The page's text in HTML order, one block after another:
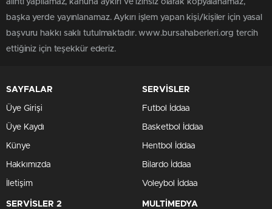
alıntı yapılamaz, kanuna aykırı ve izinsiz olarak kopyalanamaz,
başka yerde yayınlanamaz. Aykırı işlem yapan kişi/kişiler için yasal
başvuru hakkı saklı tutulmaktadır. www.bursahaberleri.org tercih
ettiğiniz için teşekkür ederiz.
SAYFALAR
Üye Girişi
Üye Kaydı
Künye
Hakkımızda
İletişim
SERVİSLER
Futbol İddaa
Basketbol İddaa
Hentbol İddaa
Bilardo İddaa
Voleybol İddaa
SERVİSLER 2 MULTİMEDYA